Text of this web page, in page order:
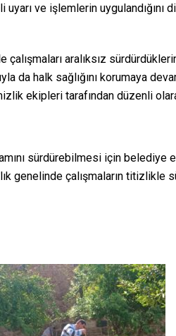
ve işlemlerin uygulandığını
aralıksız
da halk sağlığını korumaya
ekipleri tarafından düzenli
sürdürebilmesi için belediye
genelinde çalışmaların titizlikle